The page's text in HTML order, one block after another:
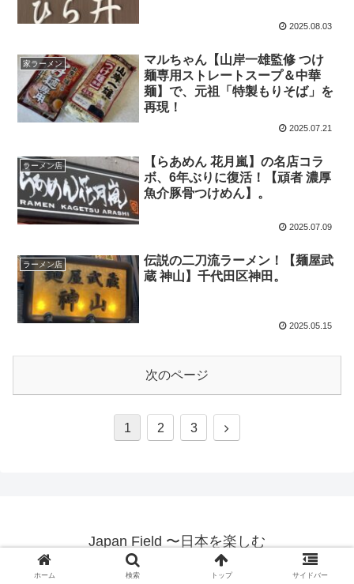
2025.08.03
家ラーメン
マルちゃん【山岸一雄監修 つけ
麺専用ストレートスープ＆中華
麺】で、元祖「特製もりそば」を
再現！
2025.07.21
ラーメン店
【らあめん 花月嵐】の名店コラ
ボ、6年ぶりに復活！【頑者 濃厚
魚介豚骨つけめん】。
2025.07.09
ラーメン店
伝説の二刀流ラーメン！【麺屋武
蔵 神山】千代田区神田。
2025.05.15
次のページ
1 2 3
Japan Field 〜日本を楽しむ
© 2021 Japan Field 〜日本を楽しむ.
ホーム 検索 トップ サイドバー